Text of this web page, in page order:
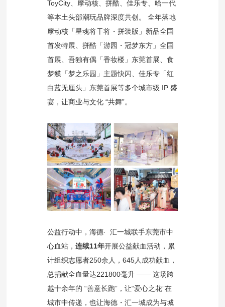
ToyCity、摩动核、拼酷、佳乐专、哈一代
等本土头部潮玩品牌深度共创。 全年落地
摩动核「星魂将干将・拼装版」新品全国
首发特展、拼酷「游园・冠梦东方」全国
首展、吾独有偶「香妆楼」东莞首展、食
梦貘「梦之乐园」主题快闪、佳乐专「红
白蓝无厘头」东莞首展等多个城市级 IP 盛
宴，让商业与文化 “共舞”。
公益行动中，海德· 汇一城联手东莞市中
心血站， 连续11年开展公益献血活动，累
计组织志愿者250余人，645人成功献血，
总捐献全血量达221800毫升 —— 这场跨
越十余年的 “善意长跑”，让“爱心之花”在
城市中传递，也让海德・汇一城成为与城